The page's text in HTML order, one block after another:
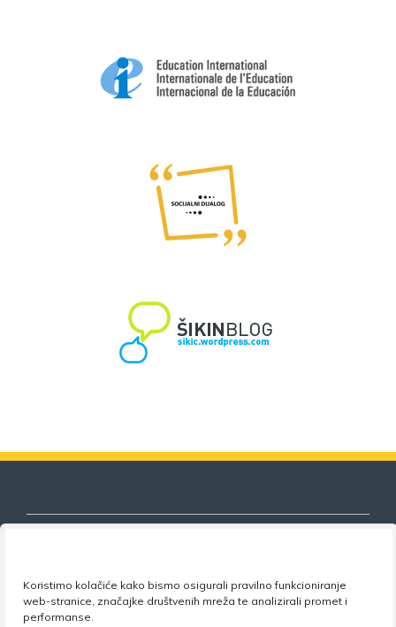
Koristimo kolačiće kako bismo osigurali pravilno funkcioniranje
web-stranice, značajke društvenih mreža te analizirali promet i
performanse.
Nezavisni sindikat znanosti i visokog
obrazovanja